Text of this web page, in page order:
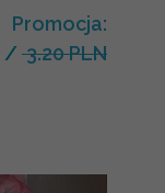
Promocja:
/ 3.20 PLN